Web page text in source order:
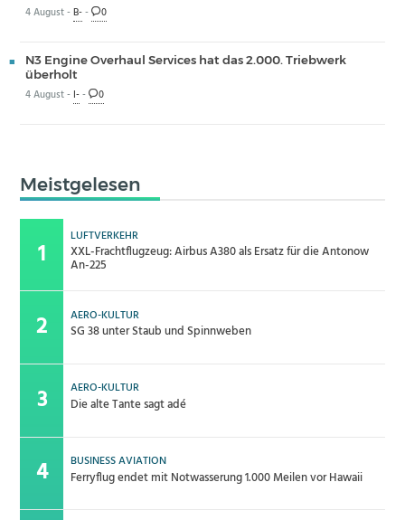
4 August -B-- 0
N3 Engine Overhaul Services hat das 2.000. Triebwerk
überholt
4 August - I-- 0
Meistgelesen
LUFTVERKEHR
XXL-Frachtflugzeug: Airbus A380 als Ersatz für die Antonow
An-225
AERO-KULTUR
SG 38 unter Staub und Spinnweben
AERO-KULTUR
Die alte Tante sagt adé
BUSINESS AVIATION
Ferryflug endet mit Notwasserung 1.000 Meilen vor Hawaii